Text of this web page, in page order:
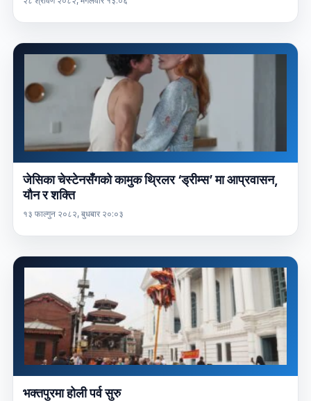
जेसिका चेस्टेनसँगको कामुक थ्रिलर ‘ड्रीम्स’ मा आप्रवासन,
यौन र शक्ति
१३ फाल्गुन २०८२, बुधबार २०:०३
भक्तपुरमा होली पर्व सुरु